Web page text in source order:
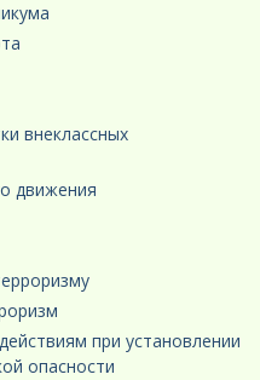
внеклассных
движения
при установлении
опасности